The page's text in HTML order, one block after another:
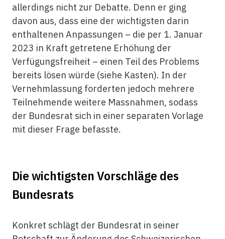
allerdings nicht zur Debatte. Denn er ging
davon aus, dass eine der wichtigsten darin
enthaltenen Anpassungen – die per 1. Januar
2023 in Kraft getretene Erhöhung der
Verfügungsfreiheit – einen Teil des Problems
bereits lösen würde (siehe Kasten). In der
Vernehmlassung forderten jedoch mehrere
Teilnehmende weitere Massnahmen, sodass
der Bundesrat sich in einer separaten Vorlage
mit dieser Frage befasste.
Die wichtigsten Vorschläge des
Bundesrats
Konkret schlägt der Bundesrat in seiner